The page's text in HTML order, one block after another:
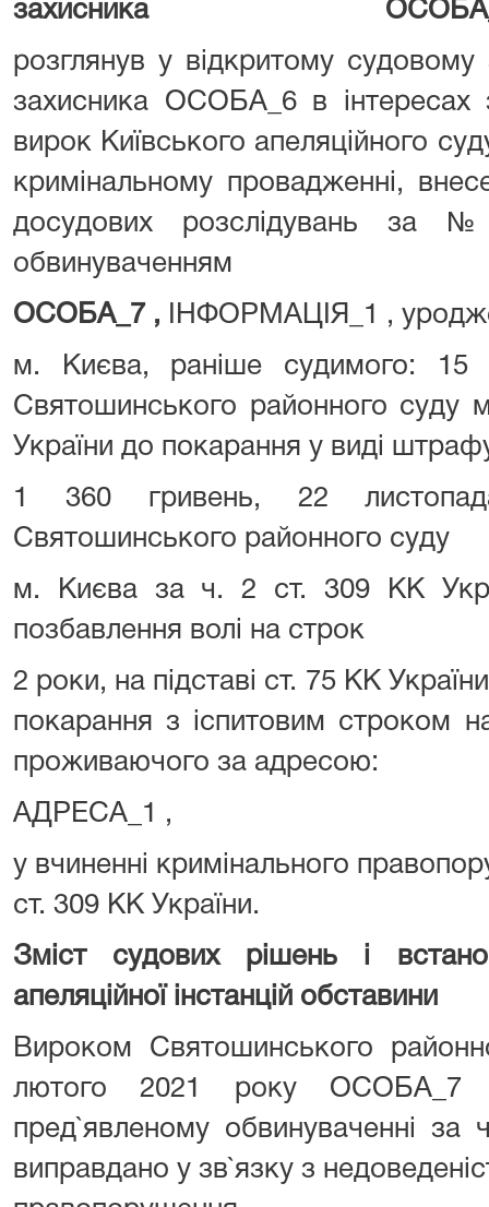
захисника
розглянув у відкритому судовому
захисника ОСОБА_6 в
вирок Київського апеляційного
кримінальному провадженні,
досудових розслідувань за
обвинуваченням
ОСОБА_7 , ІНФОРМАЦІЯ_1 ,
м. Києва, раніше судимого: 15
Святошинського районного
України до покарання у виді
1 360 гривень, 22
Святошинського районного суду
м. Києва за ч. 2 ст. 309 КК
позбавлення волі на строк
2 роки, на підставі ст. 75 КК
покарання з іспитовим строком
проживаючого за адресою:
АДРЕСА_1 ,
у вчиненні кримінального
ст. 309 КК України.
Зміст судових рішень і
апеляційної інстанцій обставини
Вироком Святошинського
лютого 2021 року ОСОБА_7
пред`явленому обвинуваченні
виправдано у зв`язку з